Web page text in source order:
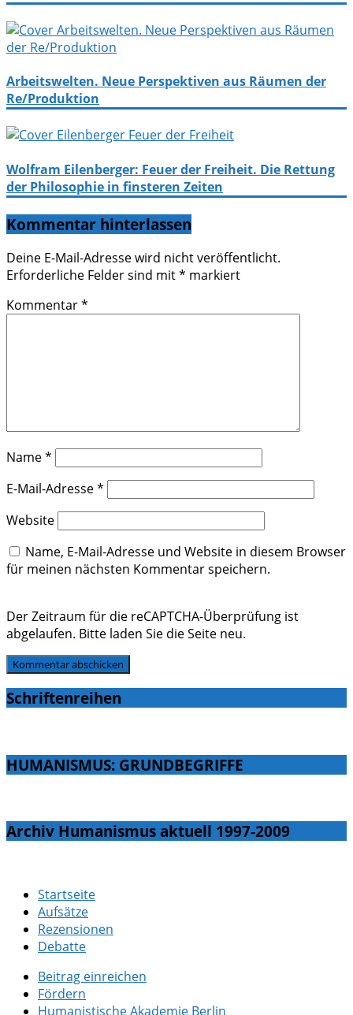
Arbeitswelten. Neue Perspektiven aus Räumen der
Re/Produktion
Wolfram Eilenberger: Feuer der Freiheit. Die Rettung
der Philosophie in finsteren Zeiten
Kommentar hinterlassen
Deine E-Mail-Adresse wird nicht veröffentlicht.
Erforderliche Felder sind mit* markiert
Kommentar*
Name*
E-Mail-Adresse*
Website
Name, E-Mail-Adresse und Website in diesem Browser
für meinen nächsten Kommentar speichern.
Der Zeitraum für die reCAPTCHA-Überprüfung ist
abgelaufen. Bitte laden Sie die Seite neu.
Schriftenreihen
HUMANISMUS: GRUNDBEGRIFFE
Archiv Humanismus aktuell 1997-2009
Startseite
Aufsätze
Rezensionen
Debatte
Beitrag einreichen
Fördern
Humanistische Akademie Berlin